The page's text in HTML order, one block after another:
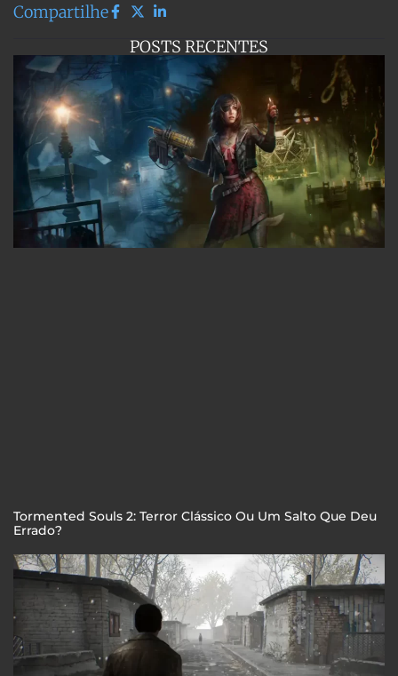
Compartilhe
POSTS RECENTES
Tormented Souls 2: Terror Clássico Ou Um Salto Que Deu
Errado?